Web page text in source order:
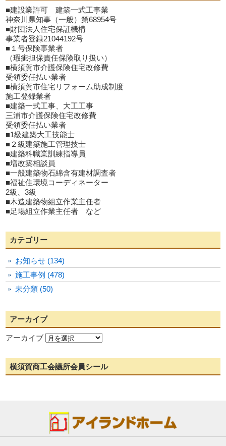
■建設業許可 建築一式工事業
神奈川県知事（一般）第68954号
■財団法人住宅保証機構
事業者登録21044192号
■１号保険事業者
（瑕疵担保責任保険取り扱い）
■横須賀市介護保険住宅改修費
受領委任払い業者
■横須賀市住宅リフォーム助成制度
施工登録業者
■建築一式工事、大工工事
三浦市介護保険住宅改修費
受領委任払い業者
■1級建築大工技能士
■２級建築施工管理技士
■建築科職業訓練指導員
■増改築相談員
■一般建築物石綿含有建材調査者
■福祉住環境コーディネーター
2級、3級
■木造建築物組立作業主任者
■足場組立作業主任者 など
カテゴリー
お知らせ (134)
施工事例 (478)
未分類 (50)
アーカイブ
アーカイブ
横須賀商工会議所会員シール